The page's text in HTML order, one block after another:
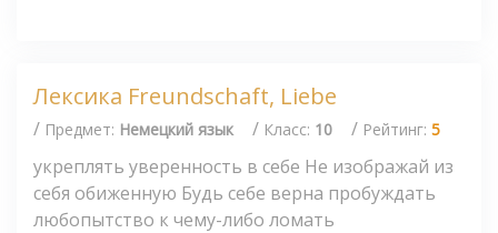
Лексика Freundschaft, Liebe
/ Предмет: Немецкий язык / Класс: 10 / Рейтинг: 5
укреплять уверенность в себе Не изображай из
себя обиженную Будь себе верна пробуждать
любопытство к чему-либо ломать